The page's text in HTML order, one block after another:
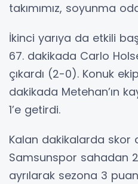
takımımız, soyunma
İkinci yarıya da etkili
67. dakikada Carlo
çıkardı (2-0). Konuk
dakikada Metehan’ın
1’e getirdi.
Kalan dakikalarda skor
Samsunspor sahadan
ayrılarak sezona 3